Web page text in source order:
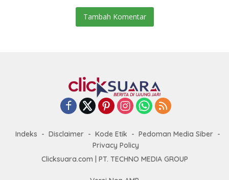
Tambah Komentar
Indeks Disclaimer Kode Etik
Pedoman Media Siber
Privacy Policy
Clicksuara.com | PT. TECHNO MEDIA GROUP